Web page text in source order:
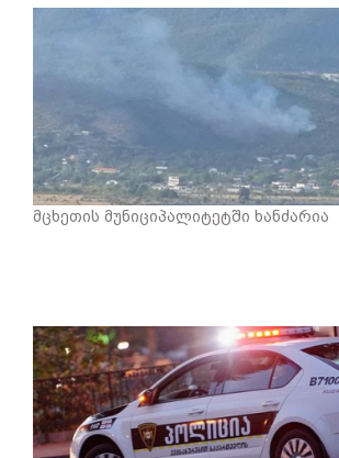
მცხეთის მუნიციპალიტეტში ხანძარია